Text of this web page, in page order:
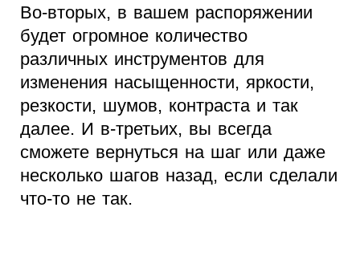
Во-вторых, в вашем распоряжении
будет огромное количество
различных инструментов для
изменения насыщенности, яркости,
резкости, шумов, контраста и так
далее. И в-третьих, вы всегда
сможете вернуться на шаг или даже
несколько шагов назад, если сделали
что-то не так.